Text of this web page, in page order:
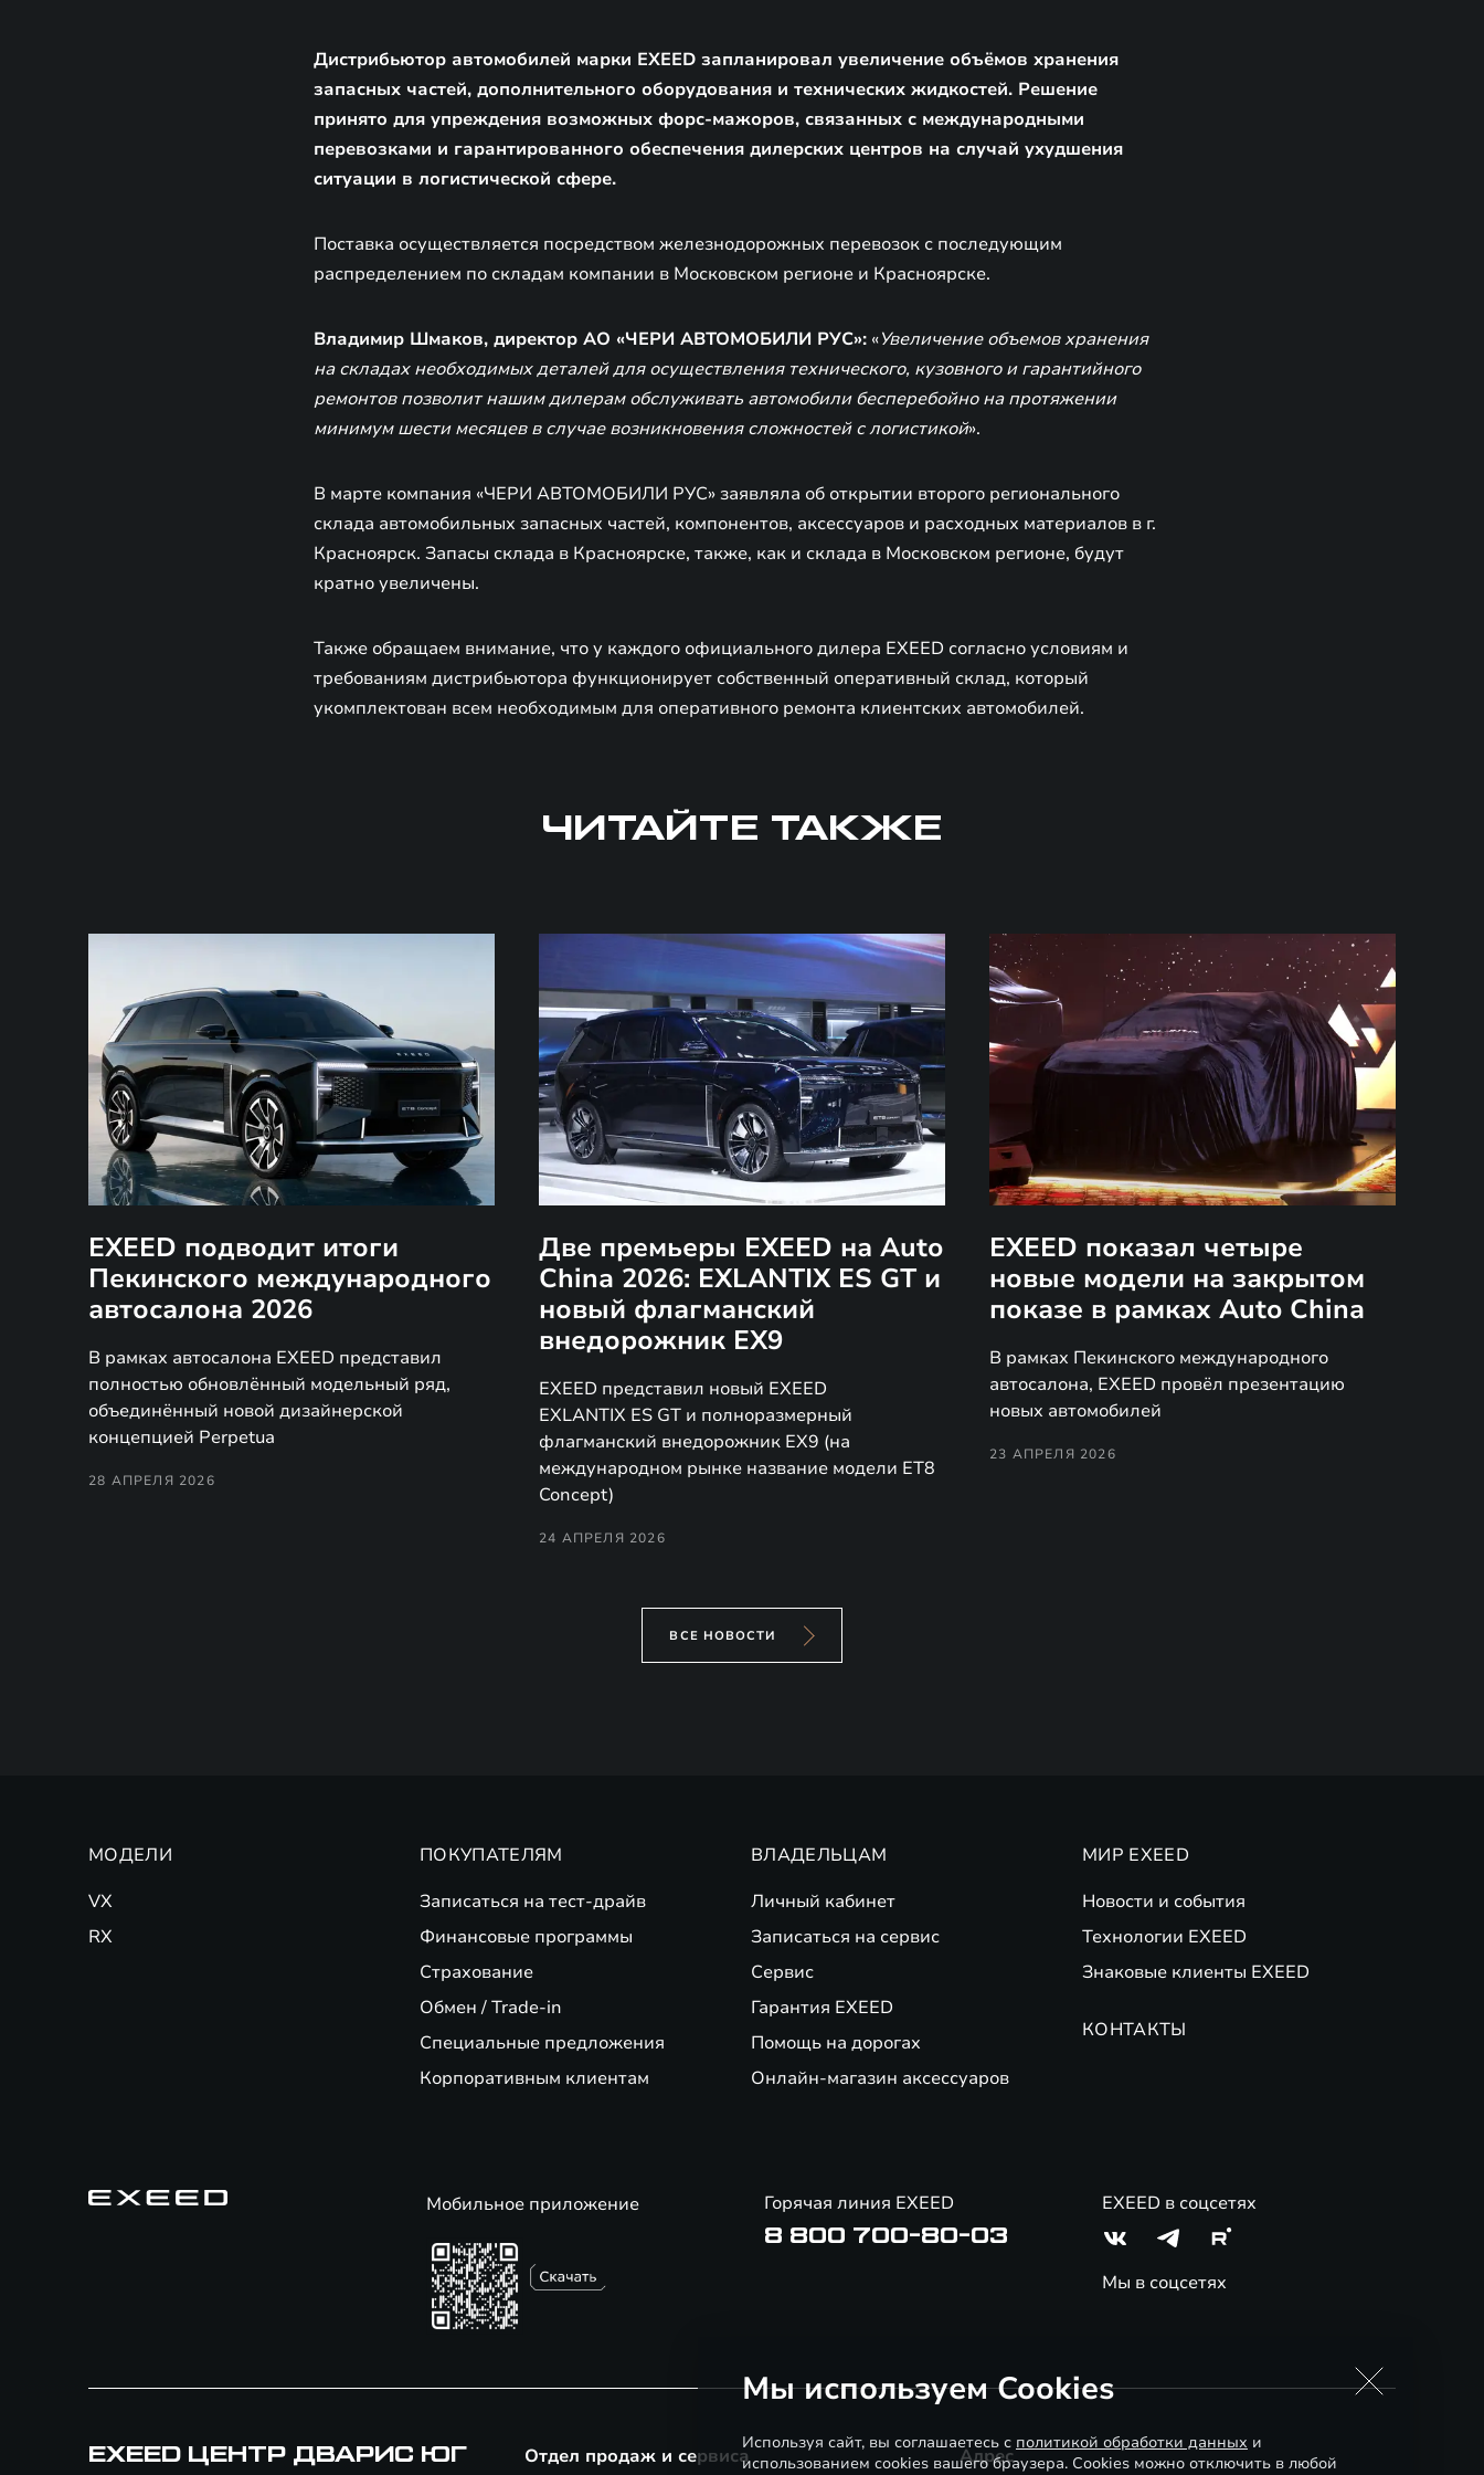
Дистрибьютор автомобилей марки EXEED запланировал увеличение объёмов хранения
запасных частей, дополнительного оборудования и технических жидкостей. Решение
принято для упреждения возможных форс-мажоров, связанных с международными
перевозками и гарантированного обеспечения дилерских центров на случай ухудшения
ситуации в логистической сфере.
Поставка осуществляется посредством железнодорожных перевозок с последующим
распределением по складам компании в Московском регионе и Красноярске.
Владимир Шмаков, директор АО «ЧЕРИ АВТОМОБИЛИ РУС»: «Увеличение объемов хранения
на складах необходимых деталей для осуществления технического, кузовного и гарантийного
ремонтов позволит нашим дилерам обслуживать автомобили бесперебойно на протяжении
минимум шести месяцев в случае возникновения сложностей с логистикой».
В марте компания «ЧЕРИ АВТОМОБИЛИ РУС» заявляла об открытии второго регионального
склада автомобильных запасных частей, компонентов, аксессуаров и расходных материалов в г.
Красноярск. Запасы склада в Красноярске, также, как и склада в Московском регионе, будут
кратно увеличены.
Также обращаем внимание, что у каждого официального дилера EXEED согласно условиям и
требованиям дистрибьютора функционирует собственный оперативный склад, который
укомплектован всем необходимым для оперативного ремонта клиентских автомобилей.
ЧИТАЙТЕ ТАКЖЕ
EXEED подводит итоги
Пекинского международного
автосалона 2026
В рамках автосалона EXEED представил
полностью обновлённый модельный ряд,
объединённый новой дизайнерской
концепцией Perpetua
28 АПРЕЛЯ 2026
Две премьеры EXEED на Auto
China 2026: EXLANTIX ES GT и
новый флагманский
внедорожник EX9
EXEED представил новый EXEED
EXLANTIX ES GT и полноразмерный
флагманский внедорожник EX9 (на
международном рынке название модели ET8
Concept)
24 АПРЕЛЯ 2026
EXEED показал четыре
новые модели на закрытом
показе в рамках Auto China
В рамках Пекинского международного
автосалона, EXEED провёл презентацию
новых автомобилей
23 АПРЕЛЯ 2026
ВСЕ НОВОСТИ
МОДЕЛИ
VX
RX
ПОКУПАТЕЛЯМ
Записаться на тест-драйв
Финансовые программы
Страхование
Обмен / Trade-in
Специальные предложения
Корпоративным клиентам
ВЛАДЕЛЬЦАМ
Личный кабинет
Записаться на сервис
Сервис
Гарантия EXEED
Помощь на дорогах
Онлайн-магазин аксессуаров
МИР EXEED
Новости и события
Технологии EXEED
Знаковые клиенты EXEED
КОНТАКТЫ
Мобильное приложение Горячая линия EXEED
8 800 700-80-03
EXEED в соцсетях
Мы в соцсетях
EXEED ЦЕНТР ДВАРИС ЮГ Отдел продаж и сервиса Адрес
Мы используем Cookies
Используя сайт, вы соглашаетесь с политикой обработки данных и
использованием cookies вашего браузера. Cookies можно отключить в любой